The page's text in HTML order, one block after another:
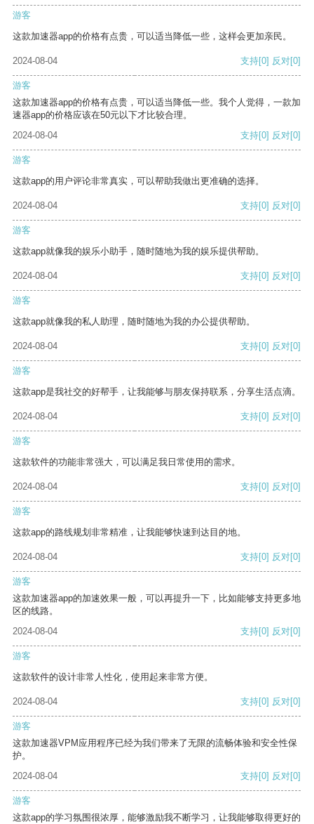
游客
这款加速器app的价格有点贵，可以适当降低一些，这样会更加亲民。
2024-08-04 支持[0] 反对[0]
游客
这款加速器app的价格有点贵，可以适当降低一些。我个人觉得，一款加
速器app的价格应该在50元以下才比较合理。
2024-08-04
支持[0] 反对[0]
游客
这款app的用户评论非常真实，可以帮助我做出更准确的选择。
2024-08-04 支持[0] 反对[0]
游客
这款app就像我的娱乐小助手，随时随地为我的娱乐提供帮助。
2024-08-04 支持[0] 反对[0]
游客
这款app就像我的私人助理，随时随地为我的办公提供帮助。
2024-08-04 支持[0] 反对[0]
游客
这款app是我社交的好帮手，让我能够与朋友保持联系，分享生活点滴。
2024-08-04 支持[0] 反对[0]
游客
这款软件的功能非常强大，可以满足我日常使用的需求。
2024-08-04 支持[0] 反对[0]
游客
这款app的路线规划非常精准，让我能够快速到达目的地。
2024-08-04 支持[0] 反对[0]
游客
这款加速器app的加速效果一般，可以再提升一下，比如能够支持更多地
区的线路。
2024-08-04
支持[0] 反对[0]
游客
这款软件的设计非常人性化，使用起来非常方便。
2024-08-04 支持[0] 反对[0]
游客
这款加速器VPM应用程序已经为我们带来了无限的流畅体验和安全性保
护。
2024-08-04
支持[0] 反对[0]
游客
这款app的学习氛围很浓厚，能够激励我不断学习，让我能够取得更好的